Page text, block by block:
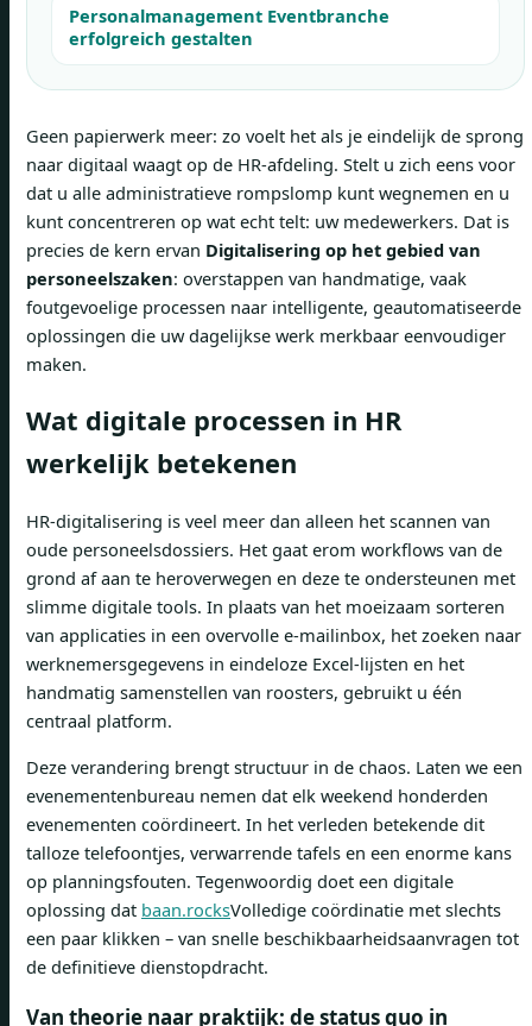
Personalmanagement Eventbranche
erfolgreich gestalten
Geen papierwerk meer: zo voelt het als je eindelijk de sprong
naar digitaal waagt op de HR-afdeling. Stelt u zich eens voor
dat u alle administratieve rompslomp kunt wegnemen en u
kunt concentreren op wat echt telt: uw medewerkers. Dat is
precies de kern ervan Digitalisering op het gebied van
personeelszaken: overstappen van handmatige, vaak
foutgevoelige processen naar intelligente, geautomatiseerde
oplossingen die uw dagelijkse werk merkbaar eenvoudiger
maken.
Wat digitale processen in HR
werkelijk betekenen
HR-digitalisering is veel meer dan alleen het scannen van
oude personeelsdossiers. Het gaat erom workflows van de
grond af aan te heroverwegen en deze te ondersteunen met
slimme digitale tools. In plaats van het moeizaam sorteren
van applicaties in een overvolle e-mailinbox, het zoeken naar
werknemersgegevens in eindeloze Excel-lijsten en het
handmatig samenstellen van roosters, gebruikt u één
centraal platform.
Deze verandering brengt structuur in de chaos. Laten we een
evenementenbureau nemen dat elk weekend honderden
evenementen coördineert. In het verleden betekende dit
talloze telefoontjes, verwarrende tafels en een enorme kans
op planningsfouten. Tegenwoordig doet een digitale
oplossing dat baan.rocksVolledige coördinatie met slechts
een paar klikken – van snelle beschikbaarheidsaanvragen tot
de definitieve dienstopdracht.
Van theorie naar praktijk: de status quo in